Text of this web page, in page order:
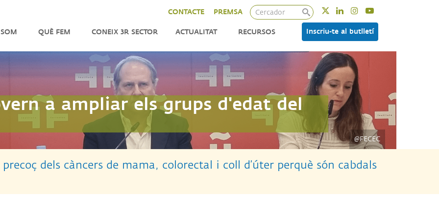
TwitterLinkedinInstagram
Cercador
CONTACTE PREMSA
QUÈ FEM
INTERNACIONAL
INCIDÈNCIA
CONEIX 3R SECTOR ACTUALITAT
AGENDA
BUTLLETÍ
RECURSOS Inscriu-te al butlletí
@FECEC
dels càncers de mama, colorectal i coll d’úter perquè són cabdals
a ampliar els grups d'edat del